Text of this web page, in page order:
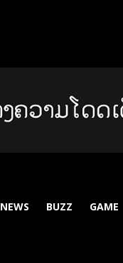
NEWS BUZZ GAME